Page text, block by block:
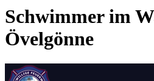
Schwimmer im
Övelgönne